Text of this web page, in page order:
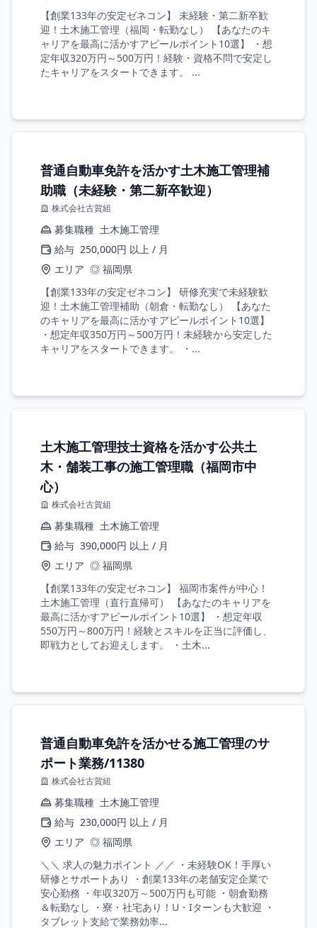
【創業133年の安定ゼネコン】 未経験・第二新卒歓
迎！土木施工管理（福岡・転勤なし） 【あなたのキ
ャリアを最高に活かすアピールポイント10選】 ・想
定年収320万円～500万円！経験・資格不問で安定し
たキャリアをスタートできます。 ...
普通自動車免許を活かす土木施工管理補
助職（未経験・第二新卒歓迎）
株式会社古賀組
募集職種 土木施工管理
給与 250,000円 以上 / 月
エリア ◎ 福岡県
【創業133年の安定ゼネコン】 研修充実で未経験歓
迎！土木施工管理補助（朝倉・転勤なし） 【あなた
のキャリアを最高に活かすアピールポイント10選】
・想定年収350万円～500万円！未経験から安定した
キャリアをスタートできます。 ・...
土木施工管理技士資格を活かす公共土
木・舗装工事の施工管理職（福岡市中
心）
株式会社古賀組
募集職種 土木施工管理
給与 390,000円 以上 / 月
エリア ◎ 福岡県
【創業133年の安定ゼネコン】 福岡市案件が中心！
土木施工管理（直行直帰可） 【あなたのキャリアを
最高に活かすアピールポイント10選】 ・想定年収
550万円～800万円！経験とスキルを正当に評価し、
即戦力としてお迎えします。 ・土木...
普通自動車免許を活かせる施工管理のサ
ポート業務/11380
株式会社古賀組
募集職種 土木施工管理
給与 230,000円 以上 / 月
エリア ◎ 福岡県
＼＼ 求人の魅力ポイント ／／ ・未経験OK！手厚い
研修とサポートあり ・創業133年の老舗安定企業で
安心勤務 ・年収320万～500万円も可能 ・朝倉勤務
＆転勤なし ・寮・社宅あり！U・Iターンも大歓迎 ・
タブレット支給で業務効率...